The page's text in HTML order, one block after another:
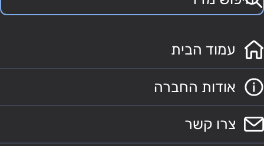
עמוד הבית
אודות החברה
צרו קשר